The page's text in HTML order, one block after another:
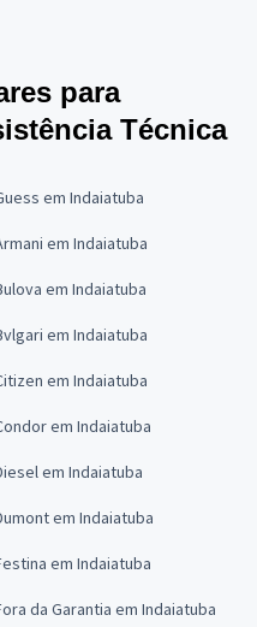
para
Técnica
em Indaiatuba
em Indaiatuba
em Indaiatuba
em Indaiatuba
em Indaiatuba
em Indaiatuba
em Indaiatuba
em Indaiatuba
em Indaiatuba
da Garantia em Indaiatuba